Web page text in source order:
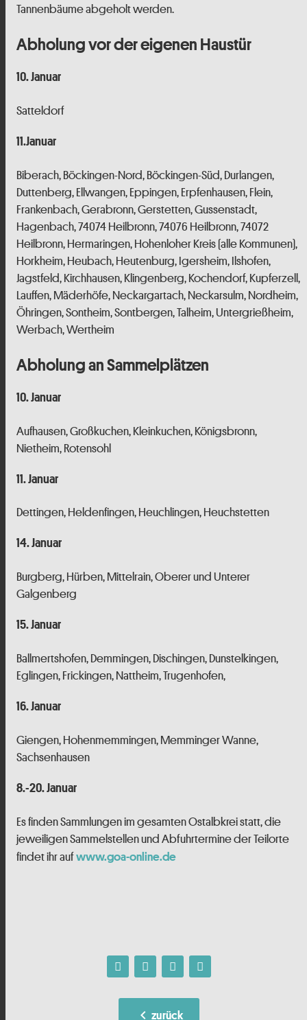
Tannenbäume abgeholt werden.
Abholung vor der eigenen Haustür
10. Januar
Satteldorf
11.Januar
Biberach, Böckingen-Nord, Böckingen-Süd, Durlangen,
Duttenberg, Ellwangen, Eppingen, Erpfenhausen, Flein,
Frankenbach, Gerabronn, Gerstetten, Gussenstadt,
Hagenbach, 74074 Heilbronn, 74076 Heilbronn, 74072
Heilbronn, Hermaringen, Hohenloher Kreis (alle Kommunen),
Horkheim, Heubach, Heutenburg, Igersheim, Ilshofen,
Jagstfeld, Kirchhausen, Klingenberg, Kochendorf, Kupferzell,
Lauffen, Mäderhöfe, Neckargartach, Neckarsulm, Nordheim,
Öhringen, Sontheim, Sontbergen, Talheim, Untergrießheim,
Werbach, Wertheim
Abholung an Sammelplätzen
10. Januar
Aufhausen, Großkuchen, Kleinkuchen, Königsbronn,
Nietheim, Rotensohl
11. Januar
Dettingen, Heldenfingen, Heuchlingen, Heuchstetten
14. Januar
Burgberg, Hürben, Mittelrain, Oberer und Unterer
Galgenberg
15. Januar
Ballmertshofen, Demmingen, Dischingen, Dunstelkingen,
Eglingen, Frickingen, Nattheim, Trugenhofen,
16. Januar
Giengen, Hohenmemmingen, Memminger Wanne,
Sachsenhausen
8.-20. Januar
Es finden Sammlungen im gesamten Ostalbkrei statt, die
jeweiligen Sammelstellen und Abfuhrtermine der Teilorte
findet ihr aufwww.goa-online.de
chevron_left zurück